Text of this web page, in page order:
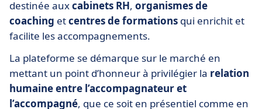
destinée auxcabinets RH, organismes de
coaching etcentres de formations qui enrichit et
facilite les accompagnements.
La plateforme se démarque sur le marché en
mettant un point d’honneur à privilégier la relation
humaine entre l’accompagnateur et
l’accompagné, que ce soit en présentiel comme en